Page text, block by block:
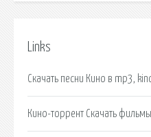
Links
Скачать песни Кино в mp3,
Кино-торрент Скачать